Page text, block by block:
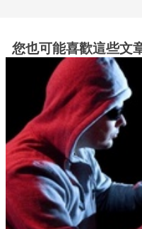
您也可能喜歡這些文